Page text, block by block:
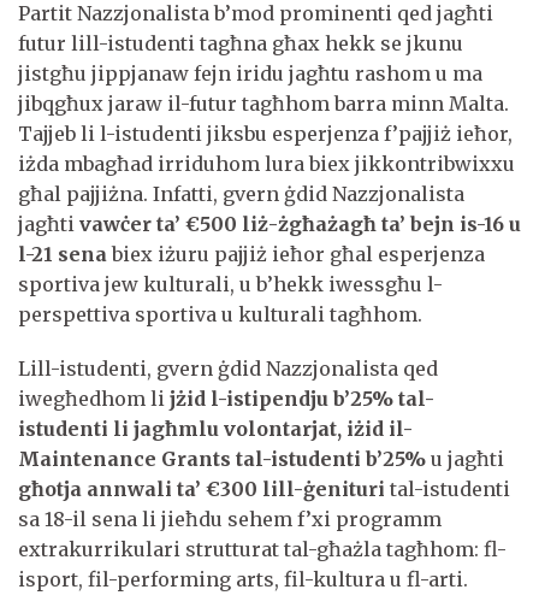
Partit Nazzjonalista b’mod prominenti qed jagħti
futur lill-istudenti tagħna għax hekk se jkunu
jistgħu jippjanaw fejn iridu jagħtu rashom u ma
jibqgħux jaraw il-futur tagħhom barra minn Malta.
Tajjeb li l-istudenti jiksbu esperjenza f’pajjiż ieħor,
iżda mbagħad irriduhom lura biex jikkontribwixxu
għal pajjiżna. Infatti, gvern ġdid Nazzjonalista
jagħti vawċer ta’ €500 liż-żgħażagħ ta’ bejn is-16 u
l-21 senabiex iżuru pajjiż ieħor għal esperjenza
sportiva jew kulturali, u b’hekk iwessgħu l-
perspettiva sportiva u kulturali tagħhom.
Lill-istudenti, gvern ġdid Nazzjonalista qed
iwegħedhom li jżid l-istipendju b’25% tal-
istudenti li jagħmlu volontarjat, iżid il-
Maintenance Grants tal-istudenti b’25% u jagħti
għotja annwali ta’ €300 lill-ġenituri tal-istudenti
sa 18-il sena li jieħdu sehem f’xi programm
extrakurrikulari strutturat tal-għażla tagħhom: fl-
isport, fil-performing arts, fil-kultura u fl-arti.